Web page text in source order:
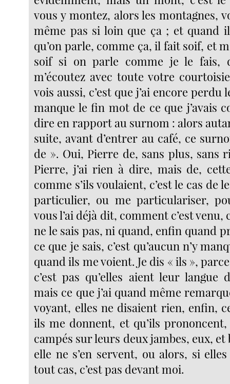
vous y montez, alors les montagnes,
même pas si loin que ça ; et quand
qu’on parle, comme ça, il fait soif, et
soif si on parle comme je le fais,
m’écoutez avec toute votre
vois aussi, c’est que j’ai encore perdu
manque le fin mot de ce que j’avais
dire en rapport au surnom : alors
suite, avant d’entrer au café, ce
de ». Oui, Pierre de, sans plus, sans
Pierre, j’ai rien à dire, mais de,
comme s’ils voulaient, c’est le cas de
particulier, ou me particulariser,
vous l’ai déjà dit, comment c’est
ne le sais pas, ni quand, enfin quand
ce que je sais, c’est qu’aucun n’y
quand ils me voient. Je dis « ils »,
c’est pas qu’elles aient leur langue
mais ce que j’ai quand même
voyant, elles ne disaient rien, enfin,
ils me donnent, et qu’ils
campés sur leurs deux jambes, eux, et
elle ne s’en servent, ou alors, si
tout cas, c’est pas devant moi.